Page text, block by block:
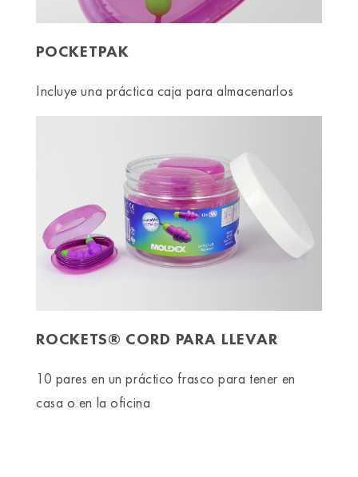
POCKETPAK
Incluye una práctica caja para almacenarlos
ROCKETS® CORD PARA LLEVAR
10 pares en un práctico frasco para tener en
casa o en la oficina